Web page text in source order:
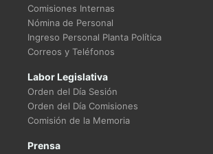
Comisiones Internas
Nómina de Personal
Ingreso Personal Planta Política
Correos y Teléfonos
Labor Legislativa
Orden del Día Sesión
Orden del Día Comisiones
Comisión de la Memoria
Prensa